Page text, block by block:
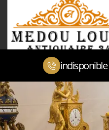
indisponible